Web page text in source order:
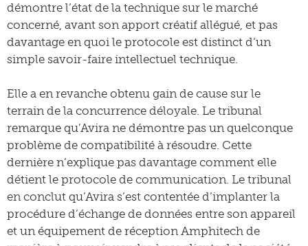
démontre l’état de la technique sur le marché
concerné, avant son apport créatif allégué, et pas
davantage en quoi le protocole est distinct d’un
simple savoir-faire intellectuel technique.
Elle a en revanche obtenu gain de cause sur le
terrain de la concurrence déloyale. Le tribunal
remarque qu’Avira ne démontre pas un quelconque
problème de compatibilité à résoudre. Cette
dernière n’explique pas davantage comment elle
détient le protocole de communication. Le tribunal
en conclut qu’Avira s’est contentée d’implanter la
procédure d’échange de données entre son appareil
et un équipement de réception Amphitech de